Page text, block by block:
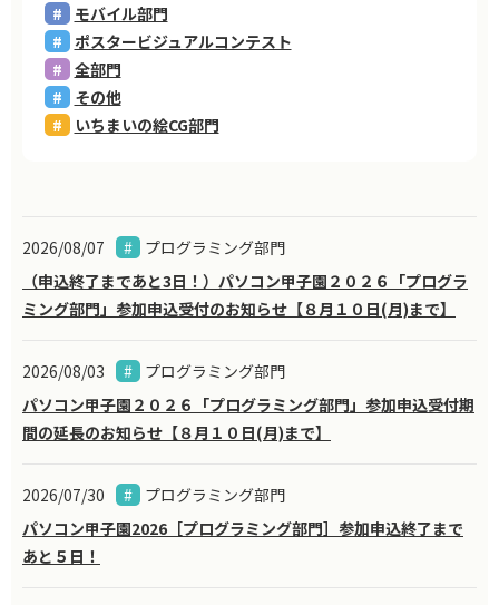
モバイル部門
ポスタービジュアルコンテスト
全部門
その他
いちまいの絵CG部門
2026/08/07
プログラミング部門
（申込終了まであと3日！）パソコン甲子園２０２６「プログラ
ミング部門」参加申込受付のお知らせ【８月１０日(月)まで】
2026/08/03
プログラミング部門
パソコン甲子園２０２６「プログラミング部門」参加申込受付期
間の延長のお知らせ【８月１０日(月)まで】
2026/07/30
プログラミング部門
パソコン甲子園2026［プログラミング部門］参加申込終了まで
あと５日！